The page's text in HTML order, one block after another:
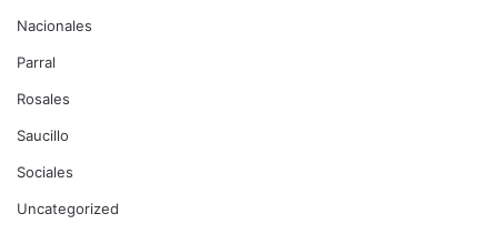
Nacionales
Parral
Rosales
Saucillo
Sociales
Uncategorized